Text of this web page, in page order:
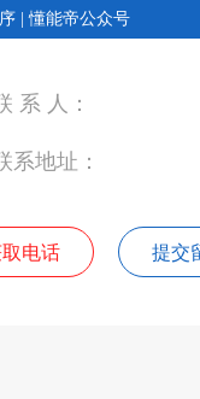
| 懂能帝公众号
系 人：
系地址：
电话 提交